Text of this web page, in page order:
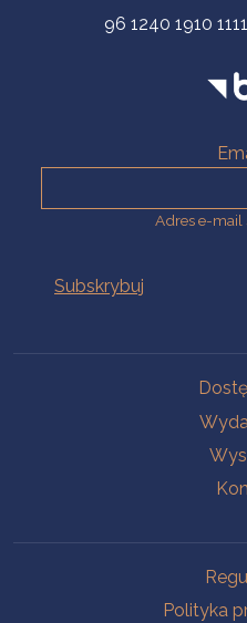
96 1240 1910
Adres e-mail
Polityka